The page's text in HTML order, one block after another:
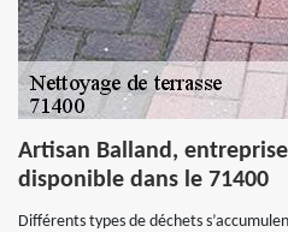
Artisan Balland,
disponible dans le 71400
Différents types de déchets